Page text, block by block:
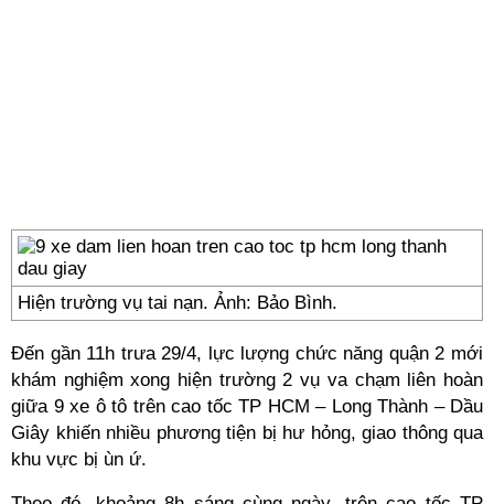
Hiện trường vụ tai nạn. Ảnh: Bảo Bình.
Đến gần 11h trưa 29/4, lực lượng chức năng quận 2 mới
khám nghiệm xong hiện trường 2 vụ va chạm liên hoàn
giữa 9 xe ô tô trên cao tốc TP HCM – Long Thành – Dầu
Giây khiến nhiều phương tiện bị hư hỏng, giao thông qua
khu vực bị ùn ứ.